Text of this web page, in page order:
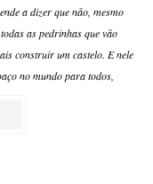
a dizer que não, mesmo
as pedrinhas que vão
construir um castelo. E nele
no mundo para todos,